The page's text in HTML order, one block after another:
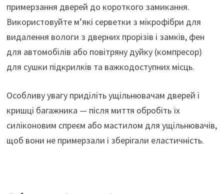
примерзання дверей до короткого замикання.
Використовуйте м’які серветки з мікрофібри для
видалення вологи з дверних прорізів і замків, фен
для автомобілів або повітряну дуйку (компресор)
для сушки підкрилків та важкодоступних місць.
Особливу увагу приділіть ущільнювачам дверей і
кришці багажника — після миття обробіть їх
силіконовим спреєм або мастилом для ущільнювачів,
щоб вони не примерзали і зберігали еластичність.